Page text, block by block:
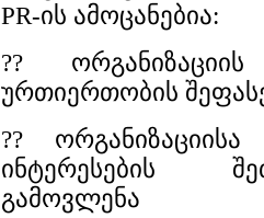
PR-ის ამოცანებია:
?? ორგანიზაციის
ურთიერთობის
??
ინტერესების
გამოვლენა